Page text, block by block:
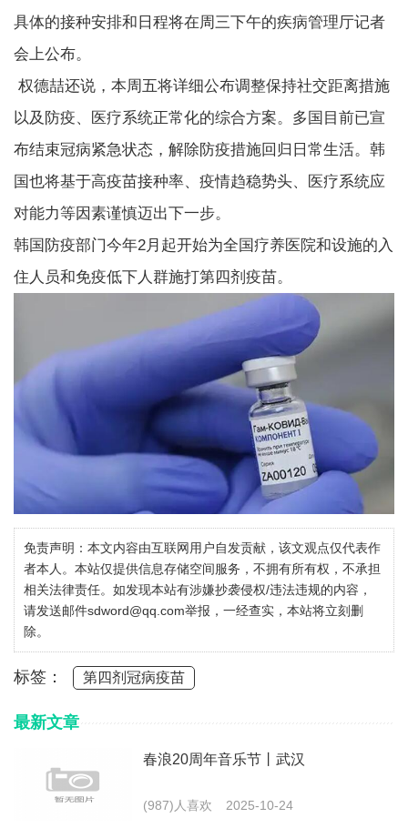
具体的接种安排和日程将在周三下午的疾病管理厅记者
会上公布。
权德喆还说，本周五将详细公布调整保持社交距离措施
以及防疫、医疗系统正常化的综合方案。多国目前已宣
布结束冠病紧急状态，解除防疫措施回归日常生活。韩
国也将基于高疫苗接种率、疫情趋稳势头、医疗系统应
对能力等因素谨慎迈出下一步。
韩国防疫部门今年2月起开始为全国疗养医院和设施的入
住人员和免疫低下人群施打第四剂疫苗。
免责声明：本文内容由互联网用户自发贡献，该文观点仅代表作
者本人。本站仅提供信息存储空间服务，不拥有所有权，不承担
相关法律责任。如发现本站有涉嫌抄袭侵权/违法违规的内容，
请发送邮件sdword@qq.com举报，一经查实，本站将立刻删
除。
标签： 第四剂冠病疫苗
最新文章
春浪20周年音乐节丨武汉
(987)人喜欢 2025-10-24